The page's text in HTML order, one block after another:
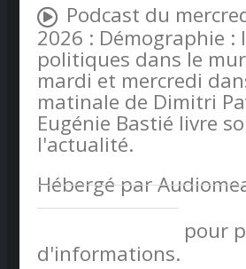
Podcast du
2026 : Démographie :
politiques dans le
mardi et mercredi
matinale de Dimitri
Eugénie Bastié livre
l'actualité.
Hébergé par
audiomeans.fr/
pour
d'informations.